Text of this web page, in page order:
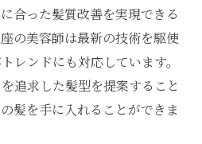
合った髪質改善を実現できる
の美容師は最新の技術を駆使
レンドにも対応しています。
追求した髪型を提案すること
髪を手に入れることができま